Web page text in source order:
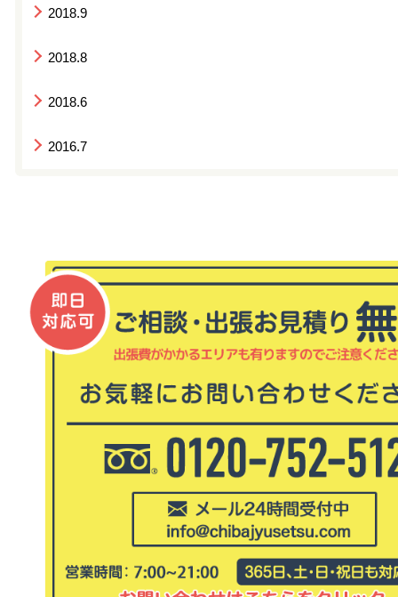
2018.9
2018.8
2018.6
2016.7